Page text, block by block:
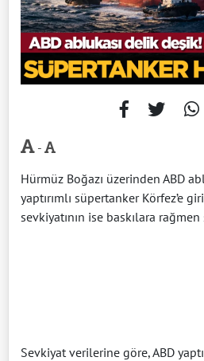
-
Hürmüz Boğazı üzerinden ABD
yaptırımlı süpertanker Körfez’e
sevkiyatının ise baskılara
Sevkiyat verilerine göre, ABD